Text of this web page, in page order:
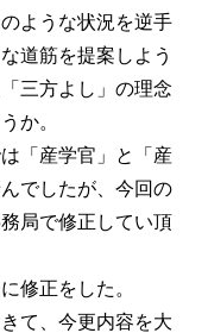
ような状況を逆手
道筋を提案しよう
三方よし」の理念
か。
「産学官」と「産
でしたが、今回の
局で修正してい頂
修正をした。
て、今更内容を大